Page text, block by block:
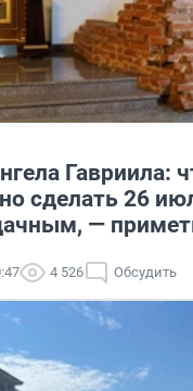
Гавриила:
сделать 26
—
4 526 Обсудить